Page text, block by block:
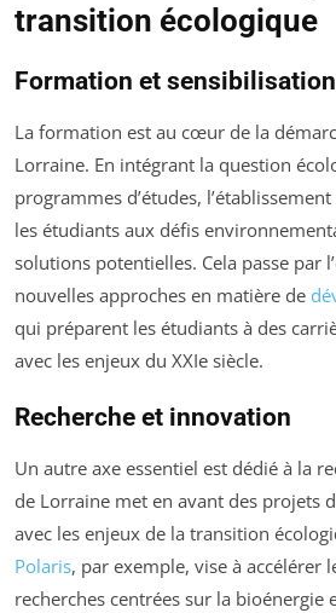
transition écologique
Formation et sensibilisation
La formation est au cœur de la
Lorraine. En intégrant la question
programmes d’études,
les étudiants aux défis
solutions potentielles. Cela passe par
nouvelles approches en matière de
qui préparent les étudiants à des
avec les enjeux du XXIe siècle.
Recherche et innovation
Un autre axe essentiel est dédié à la
de Lorraine met en avant des projets
avec les enjeux de la transition
Polaris, par exemple, vise à accélérer
recherches centrées sur la bioénergie